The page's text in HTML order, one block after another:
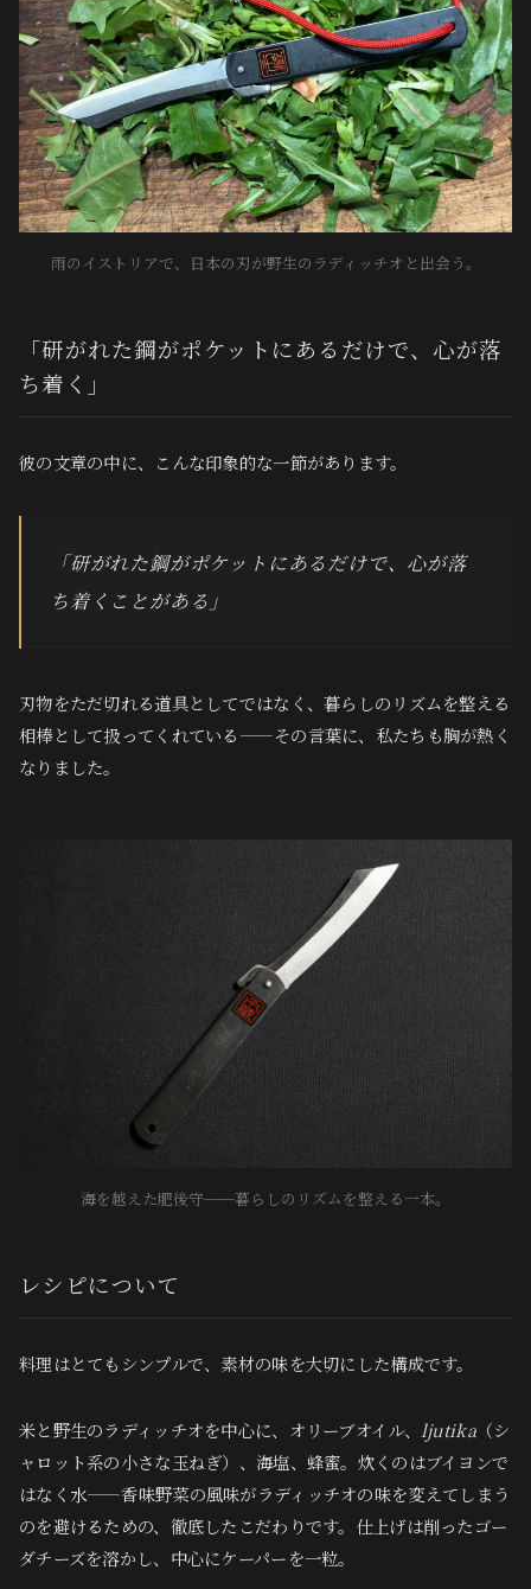
雨のイストリアで、日本の刃が野生のラディッチオと出会う。
「研がれた鋼がポケットにあるだけで、心が落
ち着く」
彼の文章の中に、こんな印象的な一節があります。
「研がれた鋼がポケットにあるだけで、心が落
ち着くことがある」
刃物をただ切れる道具としてではなく、暮らしのリズムを整える
相棒として扱ってくれている——その言葉に、私たちも胸が熱く
なりました。
海を越えた肥後守──暮らしのリズムを整える一本。
レシピについて
料理はとてもシンプルで、素材の味を大切にした構成です。
米と野生のラディッチオを中心に、オリーブオイル、 ljutika（シ
ャロット系の小さな玉ねぎ）、海塩、蜂蜜。炊くのはブイヨンで
はなく 水——香味野菜の風味がラディッチオの味を変えてしまう
のを避けるための、徹底したこだわりです。仕上げは削ったゴー
ダチーズを溶かし、中心にケーパーを一粒。